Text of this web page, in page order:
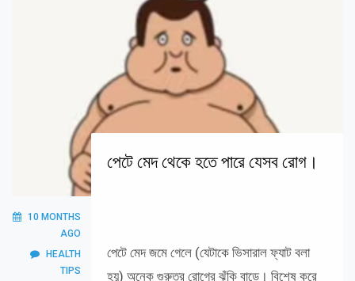
10 MONTHS
AGO
HEALTH
TIPS
পেটে মেদ থেকে হতে পারে যেসব রোগ।
পেটে মেদ জমে গেলে (যেটাকে ভিসারাল ফ্যাট বলা
হয়) অনেক গুরুতর রোগের ঝুঁকি বাড়ে। বিশেষ করে